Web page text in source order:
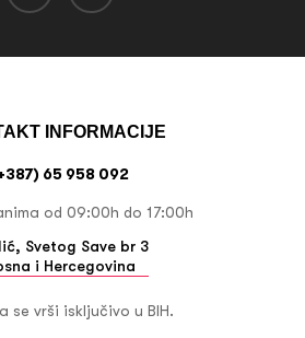
INFORMACIJE
65 958 092
od 09:00h do 17:00h
Svetog Save br 3
i Hercegovina
se vrši isključivo u BIH.